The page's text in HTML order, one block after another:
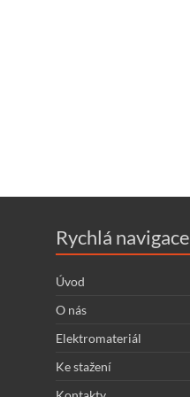
Rychlá navigace
Úvod
O nás
Elektromateriál
Ke stažení